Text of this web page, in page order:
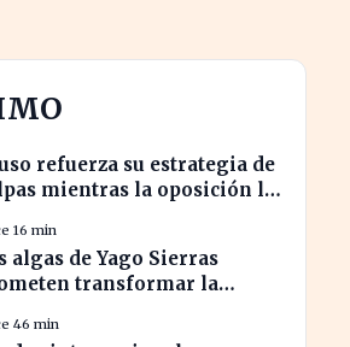
refuerza su estrategia de
mientras la oposición la
16 min
algas de Yago Sierras
transformar la
46 min